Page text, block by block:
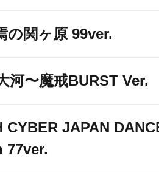
の関ヶ原 99ver.
河〜魔戒BURST Ver.
CYBER JAPAN
77ver.